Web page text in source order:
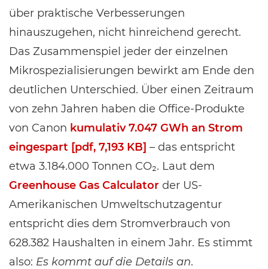
über praktische Verbesserungen
hinauszugehen, nicht hinreichend gerecht.
Das Zusammenspiel jeder der einzelnen
Mikrospezialisierungen bewirkt am Ende den
deutlichen Unterschied. Über einen Zeitraum
von zehn Jahren haben die Office-Produkte
von Canon kumulativ 7.047 GWh an Strom
eingespart [pdf, 7,193 KB] – das entspricht
etwa 3.184.000 Tonnen CO₂. Laut dem
Greenhouse Gas Calculator der US-
Amerikanischen Umweltschutzagentur
entspricht dies dem Stromverbrauch von
628.382 Haushalten in einem Jahr. Es stimmt
also: Es kommt auf die Details an.